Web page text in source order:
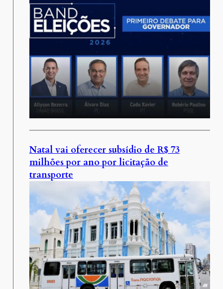
Natal vai oferecer subsídio de R$ 73
milhões por ano por licitação de
transporte